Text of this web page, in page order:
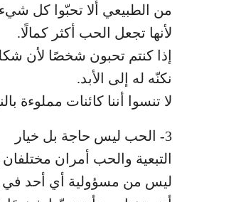
من الطبيعي ألا تحبّوا كل
لأنها تجعل الحب أكثر كمالًا.
إذا كنتم تحبون شخصًا لأن
نكنّه له إلى الأبد.
لا تنسوا أننا كائنات مملوءة
3- الحب ليس حاجة بل خيار
التبعية والحب أمران
ليس من مسؤولية أي أحد في